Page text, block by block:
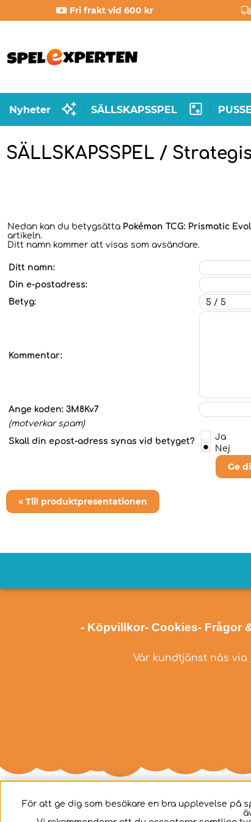
Fri frakt vid 600 kr
Nyheter SÄLLSKAPSSPEL
SÄLLSKAPSSPEL /
Nedan kan du betygsätta Pokémon TCG: Prismatic
artikeln.
Ditt namn kommer att visas som avsändare.
Ditt namn:
Din e-postadress:
Betyg:
Kommentar:
Ange koden: 3M8Kv7
(motverkar spam)
Skall din epost-adress synas vid betyget?
Ja
Nej
Ge
« Till produktpresentationen
- Köpvillkor- Cookies- Frågor
Vår kundtjänst nås via
För att ge dig som besökare en bra upplevelse på